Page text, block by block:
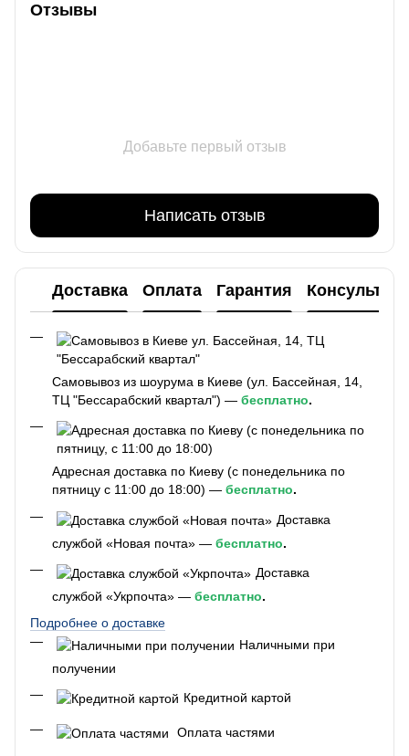
Отзывы
Добавьте первый отзыв
Написать отзыв
Доставка Оплата Гарантия
Самовывоз из шоурума в Киеве (ул. Бассейная, 14,
ТЦ "Бессарабский квартал") — бесплатно.
Адресная доставка по Киеву (с понедельника по
пятницу с 11:00 до 18:00) — бесплатно.
Доставка
службой «Новая почта» — бесплатно.
Доставка
службой «Укрпочта» — бесплатно.
Подробнее о доставке
Наличными при
получении
Кредитной картой
Оплата частями